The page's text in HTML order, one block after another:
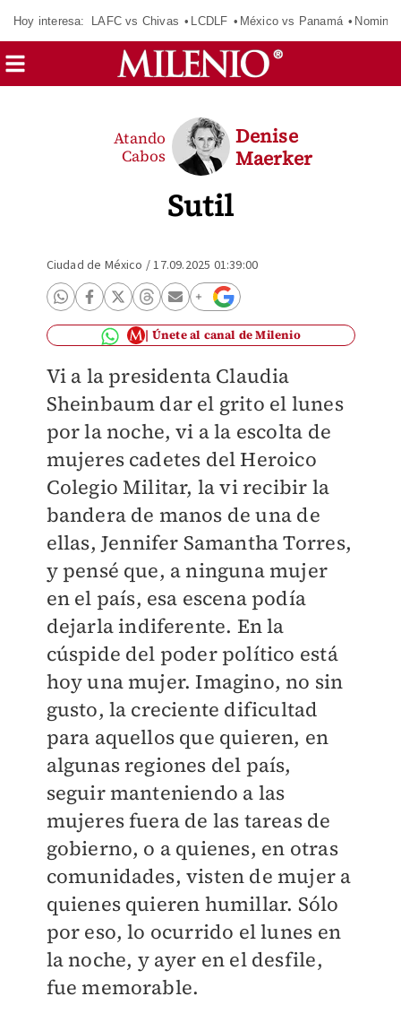
Hoy interesa: LAFC vs Chivas LCDLF México vs Panamá
Sutil
Atando
Cabos
Denise
Maerker
Ciudad de México /17.09.2025 01:39:00
Únete al canal de Milenio
Vi a la presidenta Claudia
Sheinbaum dar el grito el lunes
por la noche, vi a la escolta de
mujeres cadetes del Heroico
Colegio Militar, la vi recibir la
bandera de manos de una de
ellas, Jennifer Samantha Torres,
y pensé que, a ninguna mujer
en el país, esa escena podía
dejarla indiferente. En la
cúspide del poder político está
hoy una mujer. Imagino, no sin
gusto, la creciente dificultad
para aquellos que quieren, en
algunas regiones del país,
seguir manteniendo a las
mujeres fuera de las tareas de
gobierno, o a quienes, en otras
comunidades, visten de mujer a
quienes quieren humillar. Sólo
por eso, lo ocurrido el lunes en
la noche, y ayer en el desfile,
fue memorable.